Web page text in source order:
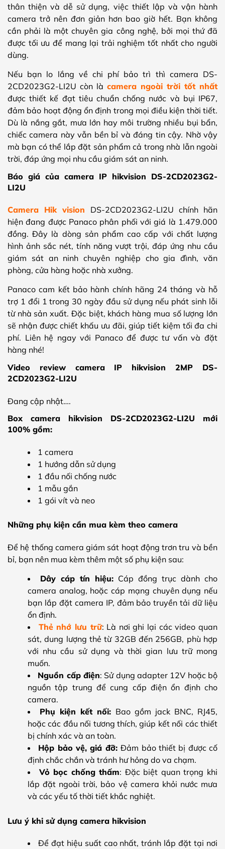
thân thiện và dễ sử dụng, việc thiết lập và vận hành
camera trở nên đơn giản hơn bao giờ hết. Bạn không
cần phải là một chuyên gia công nghệ, bởi mọi thứ đã
được tối ưu để mang lại trải nghiệm tốt nhất cho người
dùng.
Nếu bạn lo lắng về chi phí bảo trì thì camera DS-
2CD2023G2-LI2U còn là camera ngoài trời tốt nhất
được thiết kế đạt tiêu chuẩn chống nước và bụi IP67,
đảm bảo hoạt động ổn định trong mọi điều kiện thời tiết.
Dù là nắng gắt, mưa lớn hay môi trường nhiều bụi bẩn,
chiếc camera này vẫn bền bỉ và đáng tin cậy. Nhờ vậy
mà bạn có thể lắp đặt sản phẩm cả trong nhà lẫn ngoài
trời, đáp ứng mọi nhu cầu giám sát an ninh.
Báo giá của camera IP hikvision DS-2CD2023G2-
LI2U
Camera Hik vision DS-2CD2023G2-LI2U chính hãn
hiện đang được Panaco phân phối với giá là 1.479.000
đồng. Đây là dòng sản phẩm cao cấp với chất lượng
hình ảnh sắc nét, tính năng vượt trội, đáp ứng nhu cầu
giám sát an ninh chuyên nghiệp cho gia đình, văn
phòng, cửa hàng hoặc nhà xưởng.
Panaco cam kết bảo hành chính hãng 24 tháng và hỗ
trợ 1 đổi 1 trong 30 ngày đầu sử dụng nếu phát sinh lỗi
từ nhà sản xuất. Đặc biệt, khách hàng mua số lượng lớn
sẽ nhận được chiết khấu ưu đãi, giúp tiết kiệm tối đa chi
phí. Liên hệ ngay với Panaco để được tư vấn và đặt
hàng nhé!
Video review camera IP hikvision 2MP DS-
2CD2023G2-LI2U
Đang cập nhật….
Box camera hikvision DS-2CD2023G2-LI2U mới
100% gồm:
1 camera
1 hướng dẫn sử dụng
1 đầu nối chống nước
1 mẫu gắn
1 gói vít và neo
Những phụ kiện cần mua kèm theo camera
Để hệ thống camera giám sát hoạt động trơn tru và bền
bỉ, bạn nên mua kèm thêm một số phụ kiện sau:
Dây cáp tín hiệu: Cáp đồng trục dành cho
camera analog, hoặc cáp mạng chuyên dụng nếu
bạn lắp đặt camera IP, đảm bảo truyền tải dữ liệu
ổn định.
Thẻ nhớ lưu trữ: Là nơi ghi lại các video quan
sát, dung lượng thẻ từ 32GB đến 256GB, phù hợp
với nhu cầu sử dụng và thời gian lưu trữ mong
muốn.
Nguồn cấp điện: Sử dụng adapter 12V hoặc bộ
nguồn tập trung để cung cấp điện ổn định cho
camera.
Phụ kiện kết nối: Bao gồm jack BNC, RJ45,
hoặc các đầu nối tương thích, giúp kết nối các thiết
bị chính xác và an toàn.
Hộp bảo vệ, giá đỡ:Đảm bảo thiết bị được cố
định chắc chắn và tránh hư hỏng do va chạm.
Vỏ bọc chống thấm: Đặc biệt quan trọng khi
lắp đặt ngoài trời, bảo vệ camera khỏi nước mưa
và các yếu tố thời tiết khắc nghiệt.
Lưu ý khi sử dụng camera hikvision
Để đạt hiệu suất cao nhất, tránh lắp đặt tại nơi